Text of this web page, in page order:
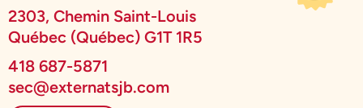
2303, Chemin Saint-Louis
Québec (Québec) G1T 1R5
418 687-5871
sec@externatsjb.com